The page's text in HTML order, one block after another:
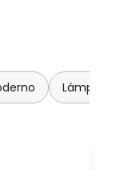
Lámparas